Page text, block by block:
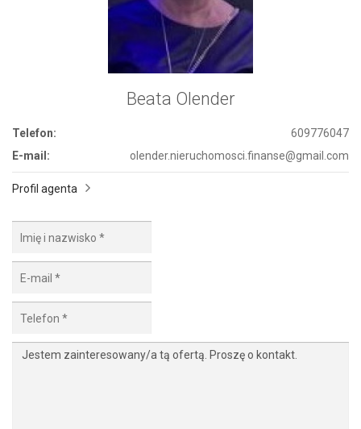
Beata Olender
Telefon:
609776047
E-mail:
olender.nieruchomosci.finanse@gmail.com
Profil agenta